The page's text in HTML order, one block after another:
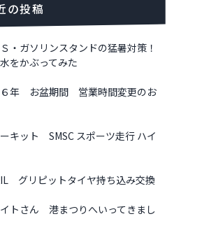
の投稿
・ガソリンスタンドの猛暑対策！
をかぶってみた
６年 お盆期間 営業時間変更のお
キット SMSC スポーツ走行 ハイ
グリピットタイヤ持ち込み交換
トさん 港まつりへいってきまし